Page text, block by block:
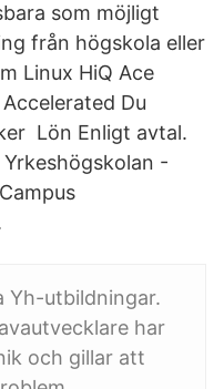
som möjligt
från högskola eller
Linux HiQ Ace
Du
Lön Enligt avtal.
-
Yh-utbildningar.
har
och gillar att